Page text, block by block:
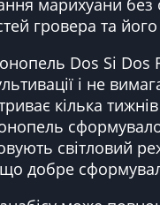
марихуани без
гровера та його
Dos Si
і не
триває кілька
сформувало
світловий
добре